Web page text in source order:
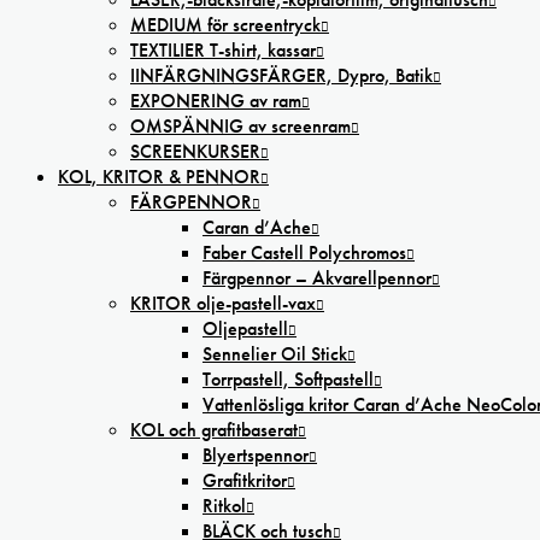
MEDIUM för screentryck
TEXTILIER T-shirt, kassar
IINFÄRGNINGSFÄRGER, Dypro, Batik
EXPONERING av ram
OMSPÄNNIG av screenram
SCREENKURSER
KOL, KRITOR & PENNOR
FÄRGPENNOR
Caran d’Ache
Faber Castell Polychromos
Färgpennor – Akvarellpennor
KRITOR olje-pastell-vax
Oljepastell
Sennelier Oil Stick
Torrpastell, Softpastell
Vattenlösliga kritor Caran d’Ache
KOL och grafitbaserat
Blyertspennor
Grafitkritor
Ritkol
BLÄCK och tusch